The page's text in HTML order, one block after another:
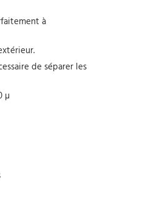
à
de séparer les
µ